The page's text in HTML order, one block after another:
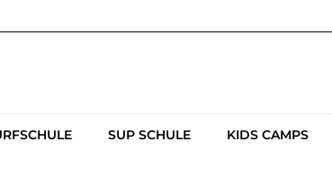
SUP SCHULE KIDS CAMPS